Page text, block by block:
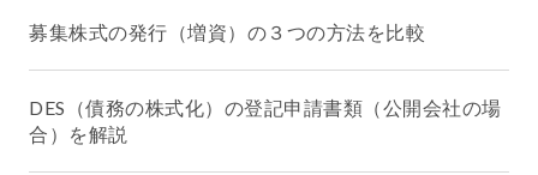
募集株式の発行（増資）の３つの方法を比較
DES（債務の株式化）の登記申請書類（公開会社の場
合）を解説